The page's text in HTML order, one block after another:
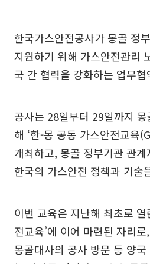
한국가스안전공사가 몽골 정
지원하기 위해 가스안전관리
국 간 협력을 강화하는 업무
공사는 28일부터 29일까지
해 ‘한-몽 공동 가스안전교육
개최하고, 몽골 정부기관 관
한국의 가스안전 정책과 기술
이번 교육은 지난해 최초로 열
전교육’에 이어 마련된 자리
몽골대사의 공사 방문 등 양